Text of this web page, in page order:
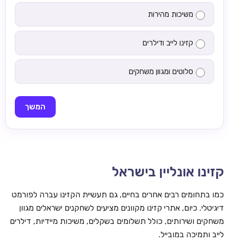
משיכות מהירות
קזינו לייב ודילרים
סלוטים ומגוון משחקים
המשך
קזינו אונליין בישראל
כמו בתחומים רבים אחרים בחיים, גם תעשיית הקזינו עברה לפורמט
דיגיטלי. כיום, אתרי קזינו מקוונים מציעים לשחקנים ישראלים מגוון
משחקים ושירותים, כולל תשלומים בשקלים, משיכות מיידיות, דילרים
לייב ותמיכה במובייל.